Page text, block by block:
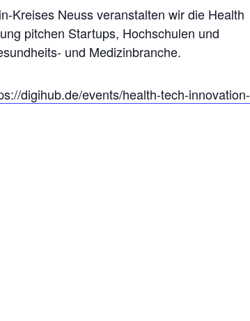
Kreises Neuss veranstalten wir die Health
pitchen Startups, Hochschulen und
und Medizinbranche.
digihub.de/events/health-tech-innovation-